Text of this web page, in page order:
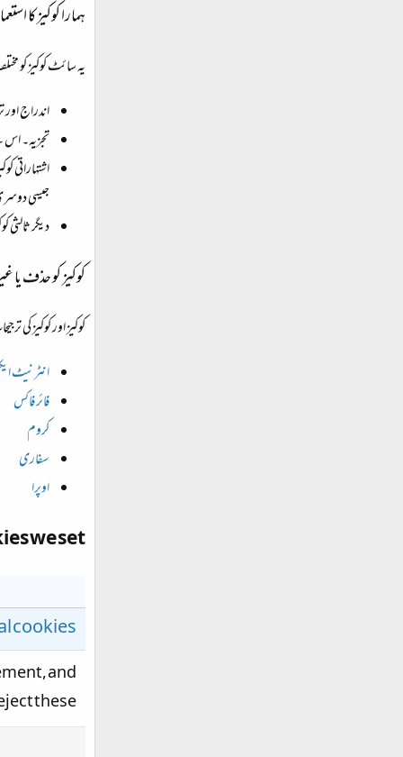
ہمارا کوکیز کا
یہ سائٹ کوکیز کو
اندراج
تجزیہ۔ اس
اشتہاراتی
جیسی
دیگر ثالثی
کوکیز کو حذف یا
کوکیز اور کوکیز کی
انٹرنیٹ
فائر فاکس
کروم
سفاری
اوپرا
we set
cookies
and
these.